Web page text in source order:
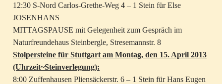
12:30 S-Nord Carlos-Grethe-Weg 4 – 1 Stein für Else
JOSENHANS
MITTAGSPAUSE mit Gelegenheit zum Gespräch im
Naturfreundehaus Steinbergle, Stresemannstr. 8
Stolpersteine für Stuttgart am Montag, den 15. April 2013
(Uhrzeit~Steinverlegung):
8:00 Zuffenhausen Pliensäckerstr. 6 – 1 Stein für Hans Eugen